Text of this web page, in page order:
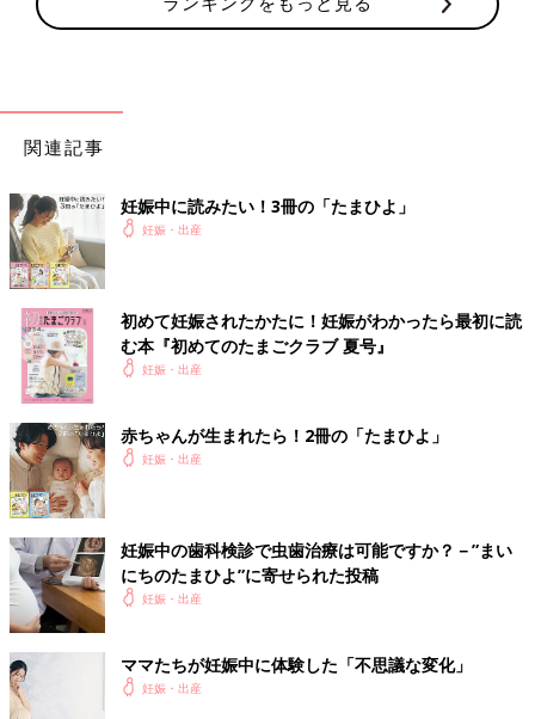
関連記事
妊娠中に読みたい！3冊の「たまひよ」
妊娠・出産
初めて妊娠されたかたに！妊娠がわかったら最初に読
む本『初めてのたまごクラブ 夏号』
妊娠・出産
赤ちゃんが生まれたら！2冊の「たまひよ」
妊娠・出産
妊娠中の歯科検診で虫歯治療は可能ですか？－”まい
にちのたまひよ”に寄せられた投稿
妊娠・出産
ママたちが妊娠中に体験した「不思議な変化」
妊娠・出産